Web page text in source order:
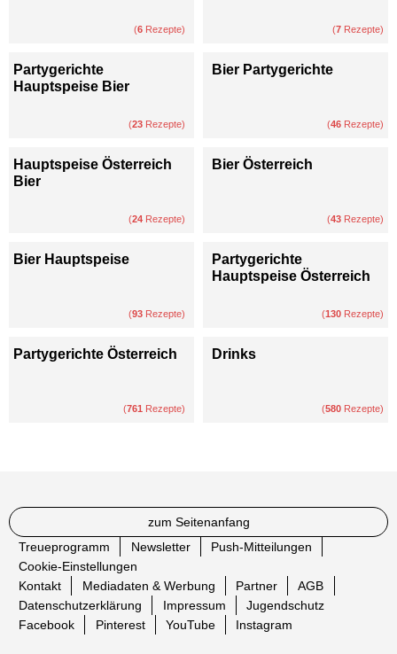
(6 Rezepte) (7 Rezepte)
Partygerichte
Hauptspeise Bier
(23 Rezepte)
Bier Partygerichte
(46 Rezepte)
Hauptspeise Österreich
Bier
(24 Rezepte)
Bier Österreich
(43 Rezepte)
Bier Hauptspeise
(93 Rezepte)
Partygerichte
Hauptspeise Österreich
(130 Rezepte)
Partygerichte Österreich
(761 Rezepte)
Drinks
(580 Rezepte)
zum Seitenanfang
Treueprogramm
Newsletter
Push-Mitteilungen
Cookie-Einstellungen
Kontakt
Mediadaten & Werbung Partner
AGB
Datenschutzerklärung
Impressum
Jugendschutz
Facebook
Pinterest YouTube Instagram